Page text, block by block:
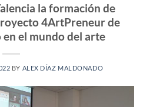
la formación de
4ArtPreneur de
el mundo del arte
BY ALEX DÍAZ MALDONADO